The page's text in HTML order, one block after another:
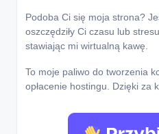
Podoba Ci się moja strona?
oszczędziły Ci czasu lub
stawiając mi wirtualną kawę.
To moje paliwo do tworzenia
opłacenie hostingu. Dzięki za